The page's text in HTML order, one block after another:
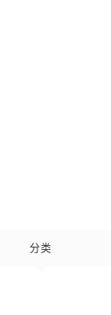
分类